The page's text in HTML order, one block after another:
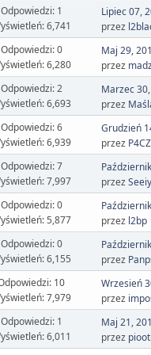
Odpowiedzi: 1
6,741
Lipiec 07,
przez
Odpowiedzi: 0
6,280
Maj 29,
przez
Odpowiedzi: 2
6,693
Marzec
przez
Odpowiedzi: 6
6,939
Grudzień
przez
Odpowiedzi: 7
7,997
przez
Odpowiedzi: 0
5,877
przez l2bp
Odpowiedzi: 0
6,155
przez
10
7,979
Wrzesień
przez
Odpowiedzi: 1
6,011
Maj 21,
przez